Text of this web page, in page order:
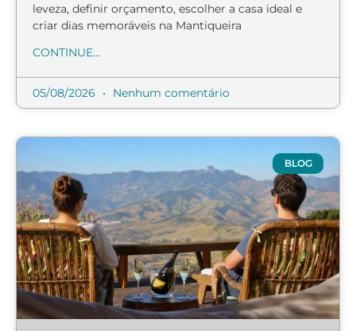
leveza, definir orçamento, escolher a casa ideal e
criar dias memoráveis na Mantiqueira
CONTINUE...
05/08/2026 Nenhum comentário
BLOG